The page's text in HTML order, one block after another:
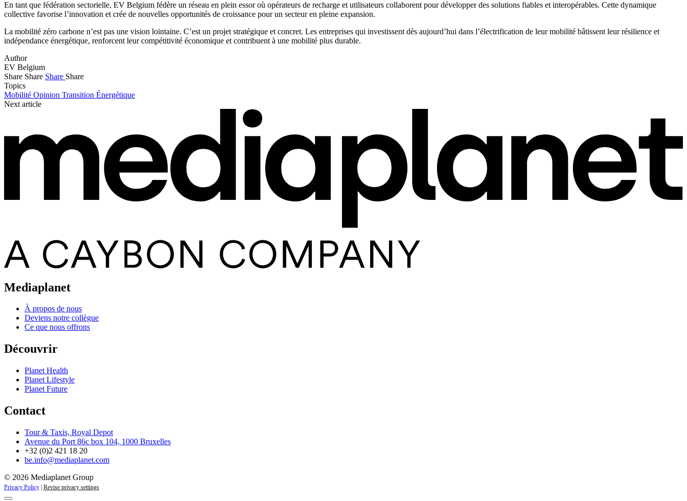
En tant que fédération sectorielle, EV Belgium fédère un réseau en plein essor où opérateurs de recharge et utilisateurs collaborent pour développer des solutions fiables et interopérables. Cette dynamique
collective favorise l’innovation et crée de nouvelles opportunités de croissance pour un secteur en pleine expansion.
La mobilité zéro carbone n’est pas une vision lointaine. C’est un projet stratégique et concret. Les entreprises qui investissent dès aujourd’hui dans l’électrification de leur mobilité bâtissent leur résilience et
indépendance énergétique, renforcent leur compétitivité économique et contribuent à une mobilité plus durable.
Author
EV Belgium
Share Share Share Share
Topics
Mobilité Opinion Transition Énergétique
Next article
Mediaplanet
À propos de nous
Deviens notre collègue
Ce que nous offrons
Découvrir
Planet Health
Planet Lifestyle
Planet Future
Contact
Tour & Taxis, Royal Depot
Avenue du Port 86c box 104, 1000 Bruxelles
+32 (0)2 421 18 20
be.info@mediaplanet.com
© 2026 Mediaplanet Group
Privacy Policy Revise privacy settings